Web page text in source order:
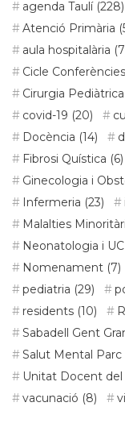
agenda Taulí(228)
Atenció Primària
aula hospitalària
Cicle
Cirurgia Pediàtrica
covid-19 (20)
Docència (14)
Fibrosi Quística (6)
Ginecologia i
Infermeria (23)
Malalties
Neonatologia i
Nomenament (7)
pediatria (29)
residents (10)
Sabadell Gent
Salut Mental Parc
Unitat Docent del
vacunació (8)